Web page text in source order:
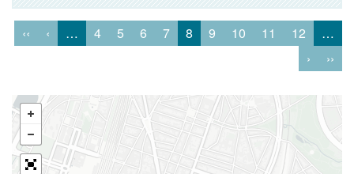
‹‹ ‹ … 4 5 6 7 8 9 10 11 12
…
›
››